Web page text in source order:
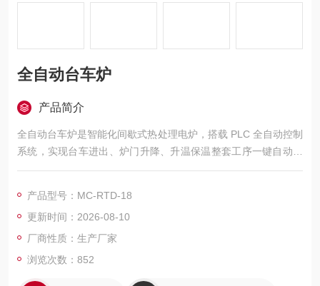
全自动台车炉
产品简介
全自动台车炉是智能化间歇式热处理电炉，搭载 PLC 全自动控制
系统，实现台车进出、炉门升降、升温保温整套工序一键自动运
行；台车承载量大、炉膛密封保温优良、温场控制精准，主要用
可升级气氛密封防氧化配置。
产品型号：MC-RTD-18
更新时间：2026-08-10
厂商性质：生产厂家
浏览次数：852